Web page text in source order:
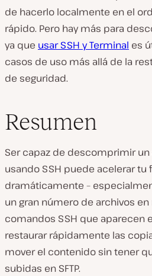
de hacerlo localmente en el
rápido. Pero hay más para
ya que usar SSH y Terminal es
casos de uso más allá de la
de seguridad.
Resumen
Ser capaz de descomprimir un
usando SSH puede acelerar tu
dramáticamente –
un gran número de archivos en
comandos SSH que aparecen
restaurar rápidamente las
mover el contenido sin tener
subidas en SFTP.